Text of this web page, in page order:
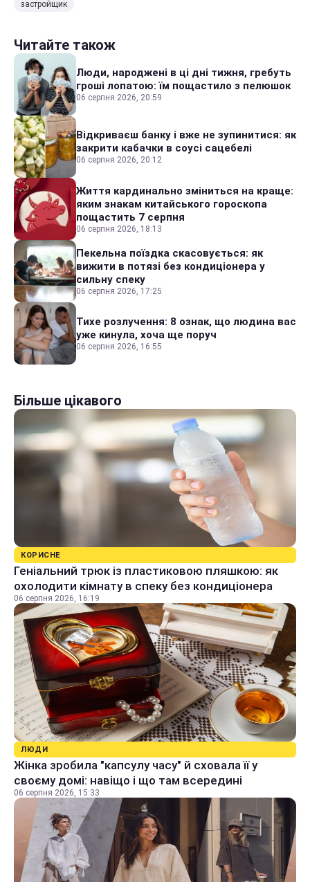
застройщик
Читайте також
Люди, народжені в ці дні тижня, гребуть
гроші лопатою: їм пощастило з пелюшок
06 серпня 2026, 20:59
Відкриваєш банку і вже не зупинитися: як
закрити кабачки в соусі сацебелі
06 серпня 2026, 20:12
Життя кардинально зміниться на краще:
яким знакам китайського гороскопа
пощастить 7 серпня
06 серпня 2026, 18:13
Пекельна поїздка скасовується: як
вижити в потязі без кондиціонера у
сильну спеку
06 серпня 2026, 17:25
Тихе розлучення: 8 ознак, що людина вас
уже кинула, хоча ще поруч
06 серпня 2026, 16:55
Більше цікавого
КОРИСНЕ
Геніальний трюк із пластиковою пляшкою: як
охолодити кімнату в спеку без кондиціонера
06 серпня 2026, 16:19
ЛЮДИ
Жінка зробила "капсулу часу" й сховала її у
своєму домі: навіщо і що там всередині
06 серпня 2026, 15:33